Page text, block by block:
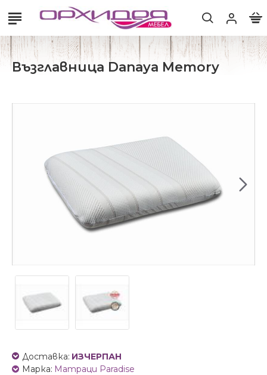
Възглавница Danaya Memory
Доставка: ИЗЧЕРПАН
Марка: Матраци Paradise